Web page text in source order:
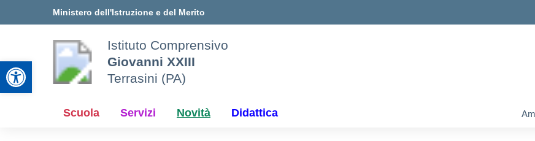
Ministero dell'Istruzione e del Merito
Istituto Comprensivo
Giovanni XXIII
Terrasini (PA)
Scuola Servizi Novità Didattica
Apri la barra degli strumenti